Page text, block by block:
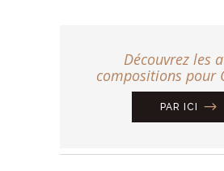
Découvrez les
compositions pour
PAR ICI